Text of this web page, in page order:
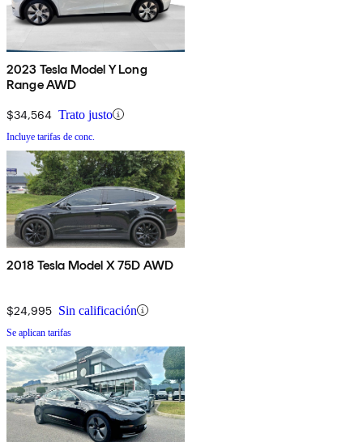
2023 Tesla Model Y Long
Range AWD
$34,564 Trato justo
Incluye tarifas de conc.
2018 Tesla Model X 75D AWD
$24,995 Sin calificación
Se aplican tarifas